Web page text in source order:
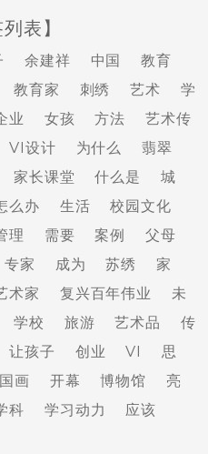
表】
余建祥 中国
教育
教育家 刺绣 艺术
学
业 女孩 方法
艺术传
VI设计 为什么
翡翠
家长课堂 什么是
城
么办 生活
校园文化
理 需要 案例
父母
专家 成为 苏绣
家
术家 复兴百年伟业
未
学校 旅游 艺术品
传
让孩子 创业 VI
思
画 开幕 博物馆
亮
科 学习动力 应该